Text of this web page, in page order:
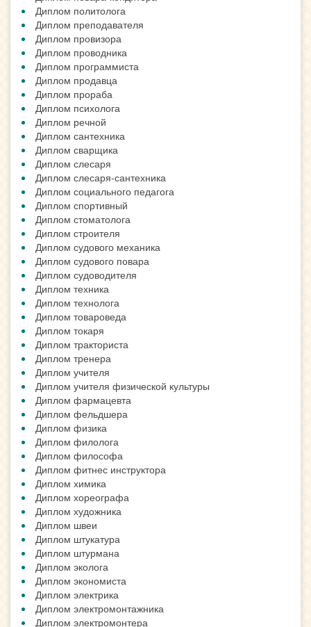
Диплом политолога
Диплом преподавателя
Диплом провизора
Диплом проводника
Диплом программиста
Диплом продавца
Диплом прораба
Диплом психолога
Диплом речной
Диплом сантехника
Диплом сварщика
Диплом слесаря
Диплом слесаря-сантехника
Диплом социального педагога
Диплом спортивный
Диплом стоматолога
Диплом строителя
Диплом судового механика
Диплом судового повара
Диплом судоводителя
Диплом техника
Диплом технолога
Диплом товароведа
Диплом токаря
Диплом тракториста
Диплом тренера
Диплом учителя
Диплом учителя физической культуры
Диплом фармацевта
Диплом фельдшера
Диплом физика
Диплом филолога
Диплом философа
Диплом фитнес инструктора
Диплом химика
Диплом хореографа
Диплом художника
Диплом швеи
Диплом штукатура
Диплом штурмана
Диплом эколога
Диплом экономиста
Диплом электрика
Диплом электромонтажника
Диплом электромонтера